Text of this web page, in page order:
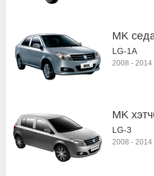
MK
LG-1A
2008 - 2014
MK
LG-3
2008 - 2014